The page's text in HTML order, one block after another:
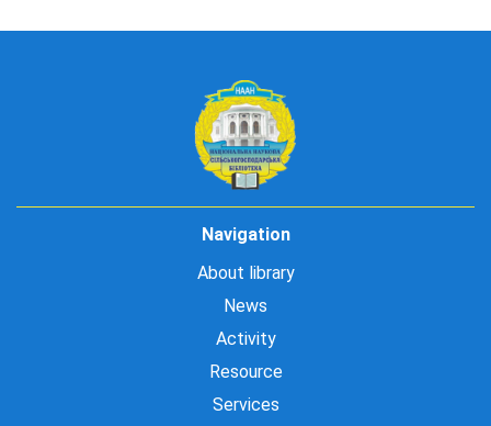
Navigation
About library
News
Activity
Resource
Services